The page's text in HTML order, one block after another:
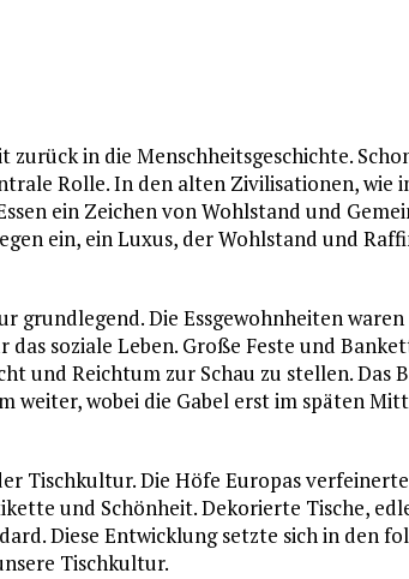
in die Menschheitsgeschichte.
Rolle. In den alten Zivilisationen, wie
ein Zeichen von Wohlstand und
ein, ein Luxus, der Wohlstand und
Die Essgewohnheiten
soziale Leben. Große Feste und
und Reichtum zur Schau zu stellen. Das
weiter, wobei die Gabel erst im späten
Tischkultur. Die Höfe Europas
und Schönheit. Dekorierte Tische,
Diese Entwicklung setzte sich in den
Tischkultur.